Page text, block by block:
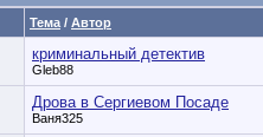
Тема / Автор
криминальный детектив
Gleb88
Дрова в Сергиевом Посаде
Ваня325